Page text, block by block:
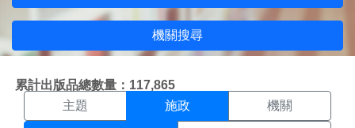
機關搜尋
累計出版品總數量：117,865
施政搜尋結果頁面
主題 施政 機關